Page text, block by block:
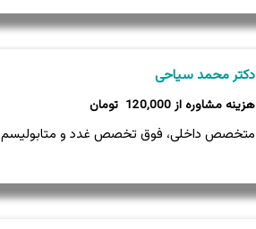
دکتر محمد سیاحی
120,000
متخصص داخلی، فوق تخصص غدد و متابولیسم